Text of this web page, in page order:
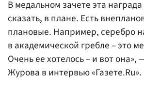
В медальном зачете эта
сказать, в плане. Есть
плановые. Например, серебро
в академической гребле – это
Очень ее хотелось – и вот она»,
Журова в интервью «Газете.Ru».